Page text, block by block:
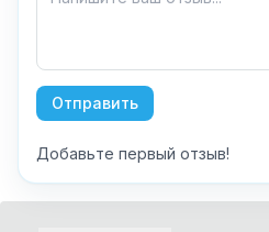
Отправить
Добавьте первый отзыв!